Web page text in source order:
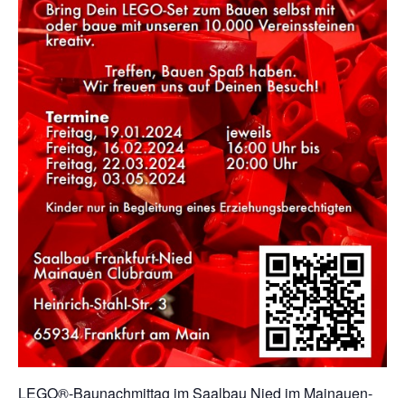
LEGO®-Baunachmittag im Saalbau Nied im Mainauen-